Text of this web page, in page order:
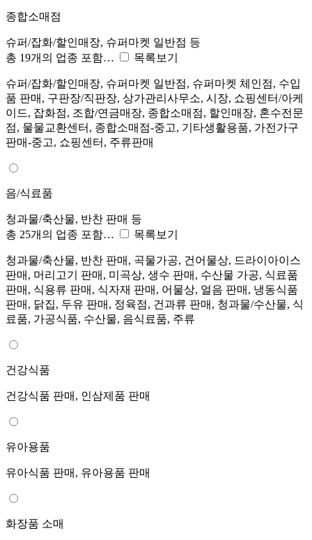
종합소매점
슈퍼/잡화/할인매장, 슈퍼마켓 일반점 등
총 19개의 업종 포함…
목록보기
슈퍼/잡화/할인매장, 슈퍼마켓 일반점, 슈퍼마켓 체인점, 수입
품 판매, 구판장/직판장, 상가관리사무소, 시장, 쇼핑센터/아케
이드, 잡화점, 조합/연금매장, 종합소매점, 할인매장, 혼수전문
점, 물물교환센터, 종합소매점-중고, 기타생활용품, 가전가구
판매-중고, 쇼핑센터, 주류판매
음/식료품
청과물/축산물, 반찬 판매 등
총 25개의 업종 포함…
목록보기
청과물/축산물, 반찬 판매, 곡물가공, 건어물상, 드라이아이스
판매, 머리고기 판매, 미곡상, 생수 판매, 수산물 가공, 식료품
판매, 식용류 판매, 식자재 판매, 어물상, 얼음 판매, 냉동식품
판매, 닭집, 두유 판매, 정육점, 건과류 판매, 청과물/수산물, 식
료품, 가공식품, 수산물, 음식료품, 주류
건강식품
건강식품 판매, 인삼제품 판매
유아용품
유아식품 판매, 유아용품 판매
화장품 소매